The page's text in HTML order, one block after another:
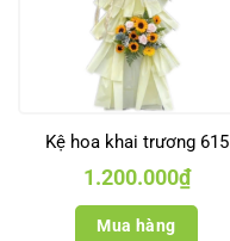
Kệ hoa khai trương 615
1.200.000₫
Mua hàng